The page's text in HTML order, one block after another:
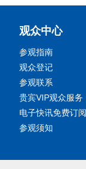
观众中心
参观指南
观众登记
参观联系
贵宾VIP观众服务
电子快讯免费订阅
参观须知